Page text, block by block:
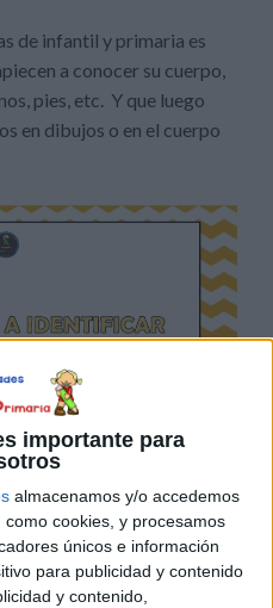
importante para
almacenamos y/o accedemos
cookies, y procesamos
únicos e información
para publicidad y contenido
y contenido,
de infantil y primaria es
a conocer su cuerpo,
pies, etc. Y que luego
en dibujos o en el cuerpo